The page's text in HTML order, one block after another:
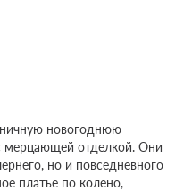
новогоднюю
отделкой. Они
но и повседневного
платье по колено,